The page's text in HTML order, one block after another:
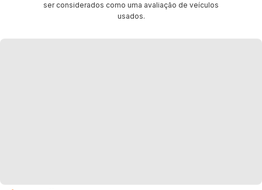
ser considerados como uma avaliação de veículos
usados.